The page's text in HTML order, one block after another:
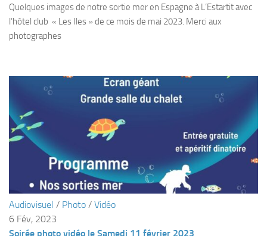
APNEE
SORTIES
Sorties 2025
Sorties 2022
Sorties 2021
Sorties 2018
Quelques images de notre sortie mer en Espagne à L’Estartit avec
l’hôtel club « Les Iles » de ce mois de mai 2023. Merci aux
photographes
Audiovisuel / Photo / Vidéo
6 Fév, 2023
Soirée photo vidéo le Samedi 11 février 2023